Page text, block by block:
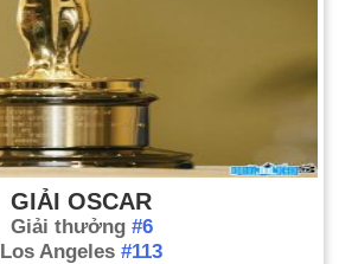
GIẢI OSCAR
Giải thưởng #6
Los Angeles #113